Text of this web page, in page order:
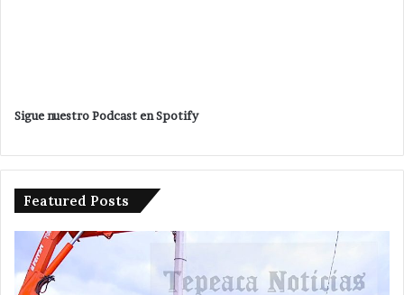
Sigue nuestro Podcast en Spotify
Featured Posts
después